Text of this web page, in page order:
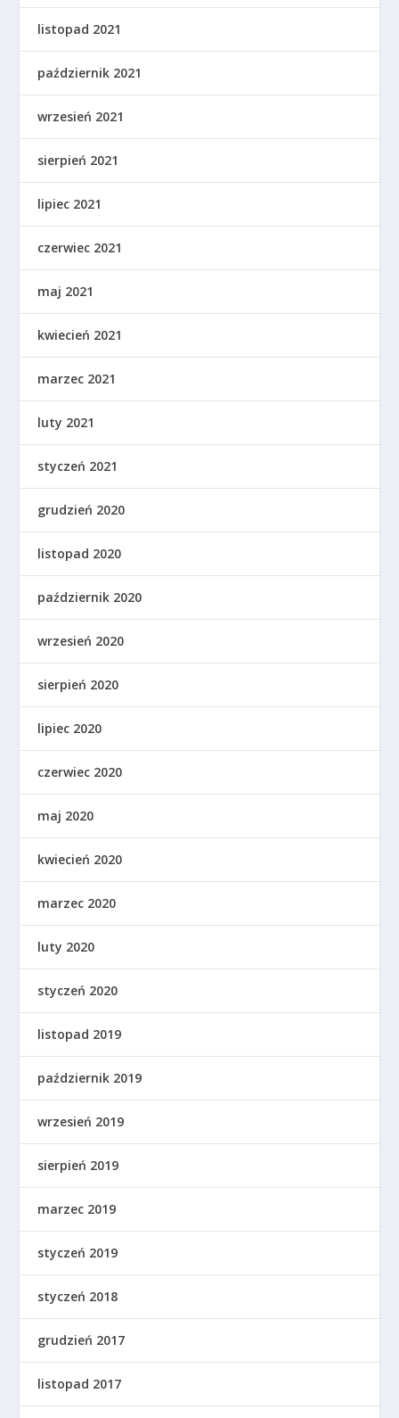
listopad 2021
październik 2021
wrzesień 2021
sierpień 2021
lipiec 2021
czerwiec 2021
maj 2021
kwiecień 2021
marzec 2021
luty 2021
styczeń 2021
grudzień 2020
listopad 2020
październik 2020
wrzesień 2020
sierpień 2020
lipiec 2020
czerwiec 2020
maj 2020
kwiecień 2020
marzec 2020
luty 2020
styczeń 2020
listopad 2019
październik 2019
wrzesień 2019
sierpień 2019
marzec 2019
styczeń 2019
styczeń 2018
grudzień 2017
listopad 2017